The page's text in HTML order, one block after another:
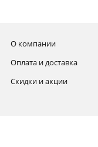
О компании
Оплата и доставка
Скидки и акции